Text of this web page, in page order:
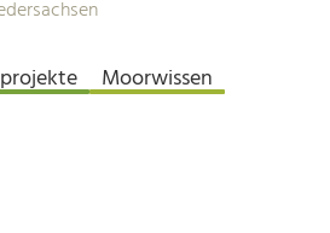
Moorwissen